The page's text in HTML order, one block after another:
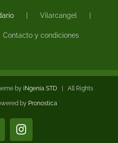
Vilarcangel
Contacto y condiciones
by iNgenia STD | All Rights
by Pronostica
Instagram